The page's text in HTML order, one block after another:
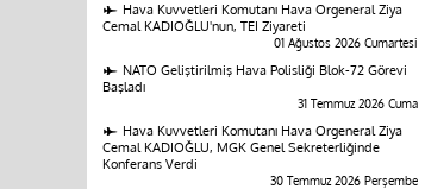
Hava Kuvvetleri Komutanı Hava Orgeneral Ziya
Cemal KADIOĞLU'nun, TEI Ziyareti
01 Ağustos 2026 Cumartesi
NATO Geliştirilmiş Hava Polisliği Blok-72 Görevi
Başladı
31 Temmuz 2026 Cuma
Hava Kuvvetleri Komutanı Hava Orgeneral Ziya
Cemal KADIOĞLU, MGK Genel Sekreterliğinde
Konferans Verdi
30 Temmuz 2026 Perşembe